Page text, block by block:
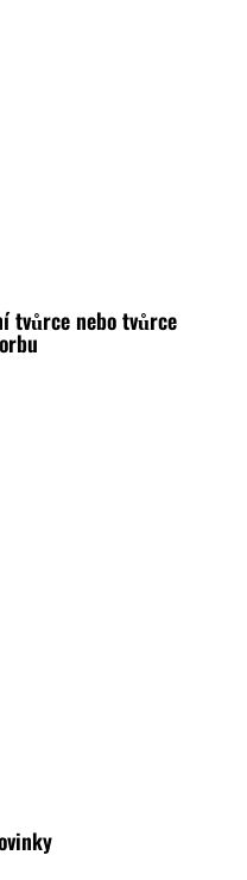
tvůrce nebo tvůrce